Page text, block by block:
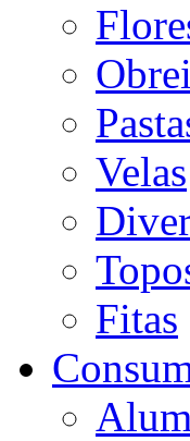
Velas
Fitas